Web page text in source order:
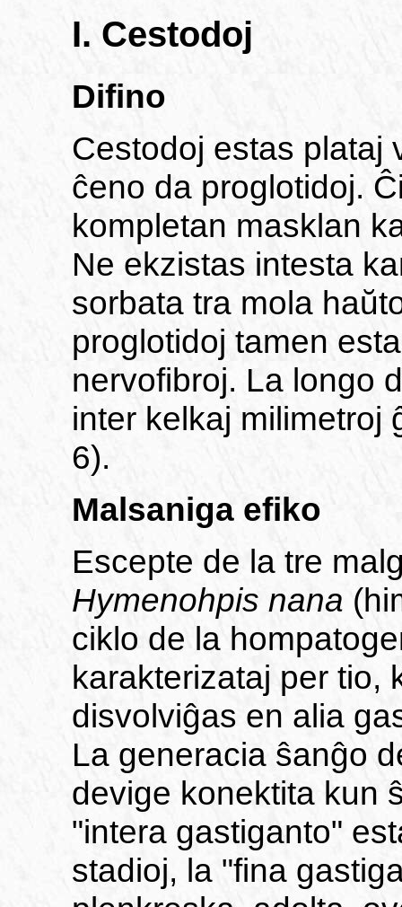
I. Cestodoj
Difino
Cestodoj estas plataj
ĉeno da proglotidoj.
kompletan masklan
Ne ekzistas intesta
sorbata tra mola
proglotidoj tamen
nervofibroj. La longo
inter kelkaj milimetroj
6).
Malsaniga efiko
Escepte de la tre
Hymenohpis nana
ciklo de la
karakterizataj per tio,
disvolviĝas en alia
La generacia ŝanĝo
devige konektita kun
"intera gastiganto"
stadioj, la "fina